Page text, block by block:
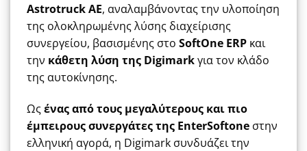
Astrotruck AE, αναλαμβάνοντας την υλοποίηση
της ολοκληρωμένης λύσης διαχείρισης
συνεργείου, βασισμένης στο SoftOne ERP και
την κάθετη λύση της Digimarkγια τον κλάδο
της αυτοκίνησης.
Ωςένας από τους μεγαλύτερους και πιο
έμπειρους συνεργάτες της ΕnterSoftone στην
ελληνική αγορά, η Digimark συνδυάζει την